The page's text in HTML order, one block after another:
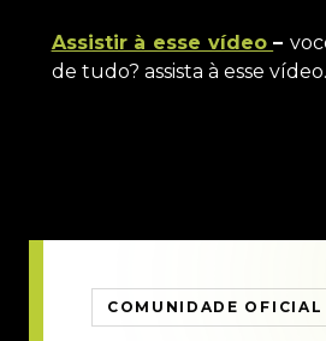
Assistir à esse vídeo–
de tudo? assista à esse vídeo.
COMUNIDADE OFICIAL